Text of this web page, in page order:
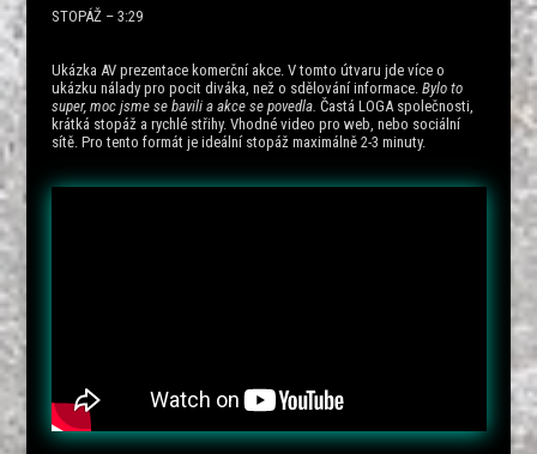
STOPÁŽ – 3:29
Ukázka AV prezentace komerční akce. V tomto útvaru jde více o
ukázku nálady pro pocit diváka, než o sdělování informace. Bylo to
super, moc jsme se bavili a akce se povedla. Častá LOGA společnosti,
krátká stopáž a rychlé střihy. Vhodné video pro web, nebo sociální
sítě. Pro tento formát je ideální stopáž maximálně 2-3 minuty.